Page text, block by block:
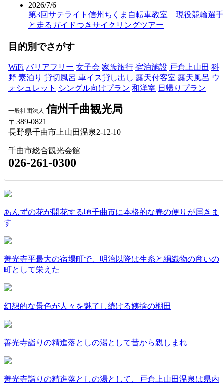
2026/7/6
第3回サテライト信州ちくま自転車教室 現役競輪選手
と走るガイドつきサイクリングツアー
目的別でさがす
WiFi バリアフリー 女子会 家族旅行 宿泊施設 戸倉上山田 科
野 素泊り 貸切風呂 車イス貸し出し 露天付客室 露天風呂 ウ
ォシュレット シングル向けプラン 和洋室 日帰りプラン
一般社団法人 信州千曲観光局
〒389-0821
長野県千曲市上山田温泉2-12-10
千曲市総合観光会館
026-261-0300
あんずの花が開花する頃千曲市に本格的な春の便りが届きま
す
善光寺平最大の宿場町で、明治以降は生糸と絹織物の商いの
町として栄えた
幻想的な景色が人々を魅了し続ける姨捨の棚田
善光寺詣りの精進落としの湯として昔から親しまれ
善光寺詣りの精進落としの湯として、戸倉上山田温泉は県内